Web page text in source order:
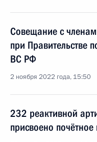
Совещание с
при Правительстве
ВС РФ
2 ноября 2022 года, 15:50
232 реактивной
присвоено